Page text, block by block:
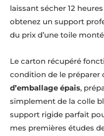
laissant sécher 12
obtenez un support
du prix d’une toile
Le carton récupéré
condition de le préparer
d’emballage épais,
simplement de la colle
support rigide parfait
mes premières études